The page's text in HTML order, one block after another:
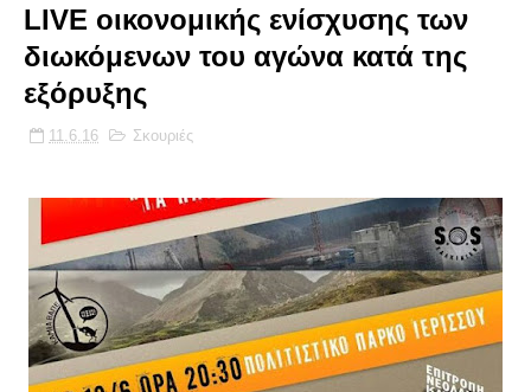
LIVE οικονομικής ενίσχυσης των
διωκόμενων του αγώνα κατά της
εξόρυξης
11.6.16 Σκουριές